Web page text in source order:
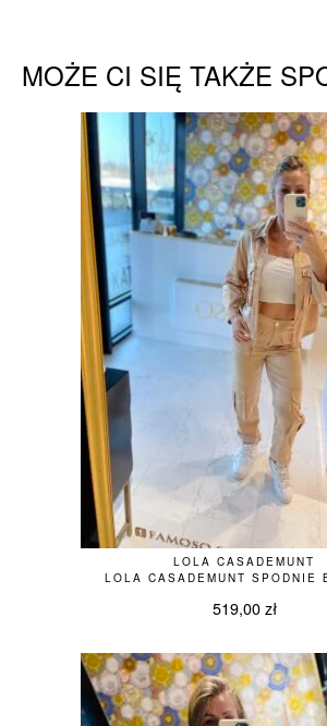
MOŻE CI SIĘ TAKŻE
LOLA CASADEMUNT
LOLA CASADEMUNT SPODNIE
519,00 zł